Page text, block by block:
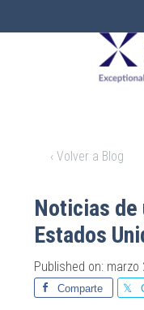
‹ Volver a Blog
Noticias de
Estados
Published on: marzo
Comparte